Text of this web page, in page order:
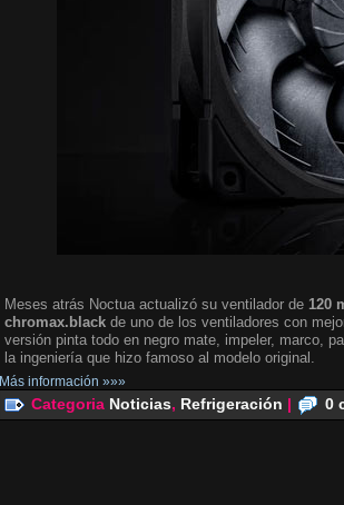
Meses atrás Noctua actualizó su ventilador de 120
chromax.black de uno de los ventiladores con
versión pinta todo en negro mate, impeler, marco,
la ingeniería que hizo famoso al modelo original.
Más información »»»
Categoria Noticias, Refrigeración | 0